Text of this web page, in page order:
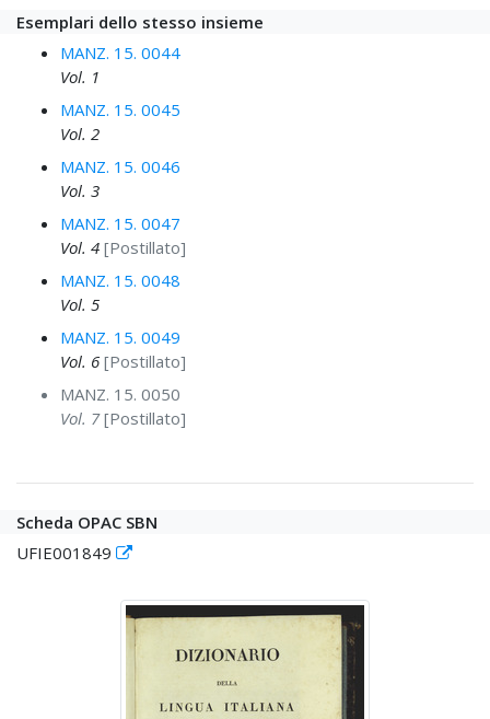
Esemplari dello stesso insieme
MANZ. 15. 0044
Vol. 1
MANZ. 15. 0045
Vol. 2
MANZ. 15. 0046
Vol. 3
MANZ. 15. 0047
Vol. 4 [Postillato]
MANZ. 15. 0048
Vol. 5
MANZ. 15. 0049
Vol. 6 [Postillato]
MANZ. 15. 0050
Vol. 7 [Postillato]
Scheda OPAC SBN
UFIE001849